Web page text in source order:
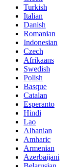
Turkish
Italian
Danish
Romanian
Indonesian
Czech
Afrikaans
Swedish
Polish
Basque
Catalan
Esperanto
Hindi
Lao
Albanian
Amharic
Armenian
Azerbaijani